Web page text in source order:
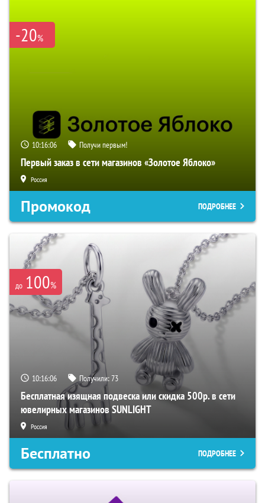
-20%
10:16:05 Получи первым!
Первый заказ в сети магазинов «Золотое Яблоко»
Россия
Промокод ПОДРОБНЕЕ
до 100%
10:16:05 Получили:73
Бесплатная изящная подвеска или скидка 500р. в сети
ювелирных магазинов SUNLIGHT
Россия
Бесплатно ПОДРОБНЕЕ